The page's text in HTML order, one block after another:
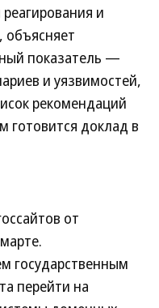
и
показатель —
и уязвимостей,
рекомендаций
готовится доклад в
от
государственным
перейти на